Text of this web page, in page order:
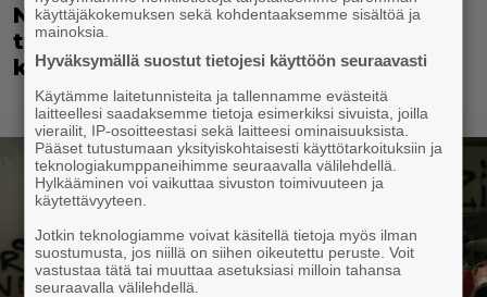
Nyt suoratoistossa: Guy Ritchien
tyylikäs vakoojaleffa – seikkailu
kylmän sodan keskellä
käyttäjäkokemuksen sekä kohdentaaksemme sisältöä ja
mainoksia.
Hyväksymällä suostut tietojesi käyttöön seuraavasti
Käytämme laitetunnisteita ja tallennamme evästeitä
laitteellesi saadaksemme tietoja esimerkiksi sivuista, joilla
vierailit, IP-osoitteestasi sekä laitteesi ominaisuuksista.
Pääset tutustumaan yksityiskohtaisesti käyttötarkoituksiin ja
teknologiakumppaneihimme seuraavalla välilehdellä.
Hylkääminen voi vaikuttaa sivuston toimivuuteen ja
käytettävyyteen.
Jotkin teknologiamme voivat käsitellä tietoja myös ilman
suostumusta, jos niillä on siihen oikeutettu peruste. Voit
vastustaa tätä tai muuttaa asetuksiasi milloin tahansa
seuraavalla välilehdellä.